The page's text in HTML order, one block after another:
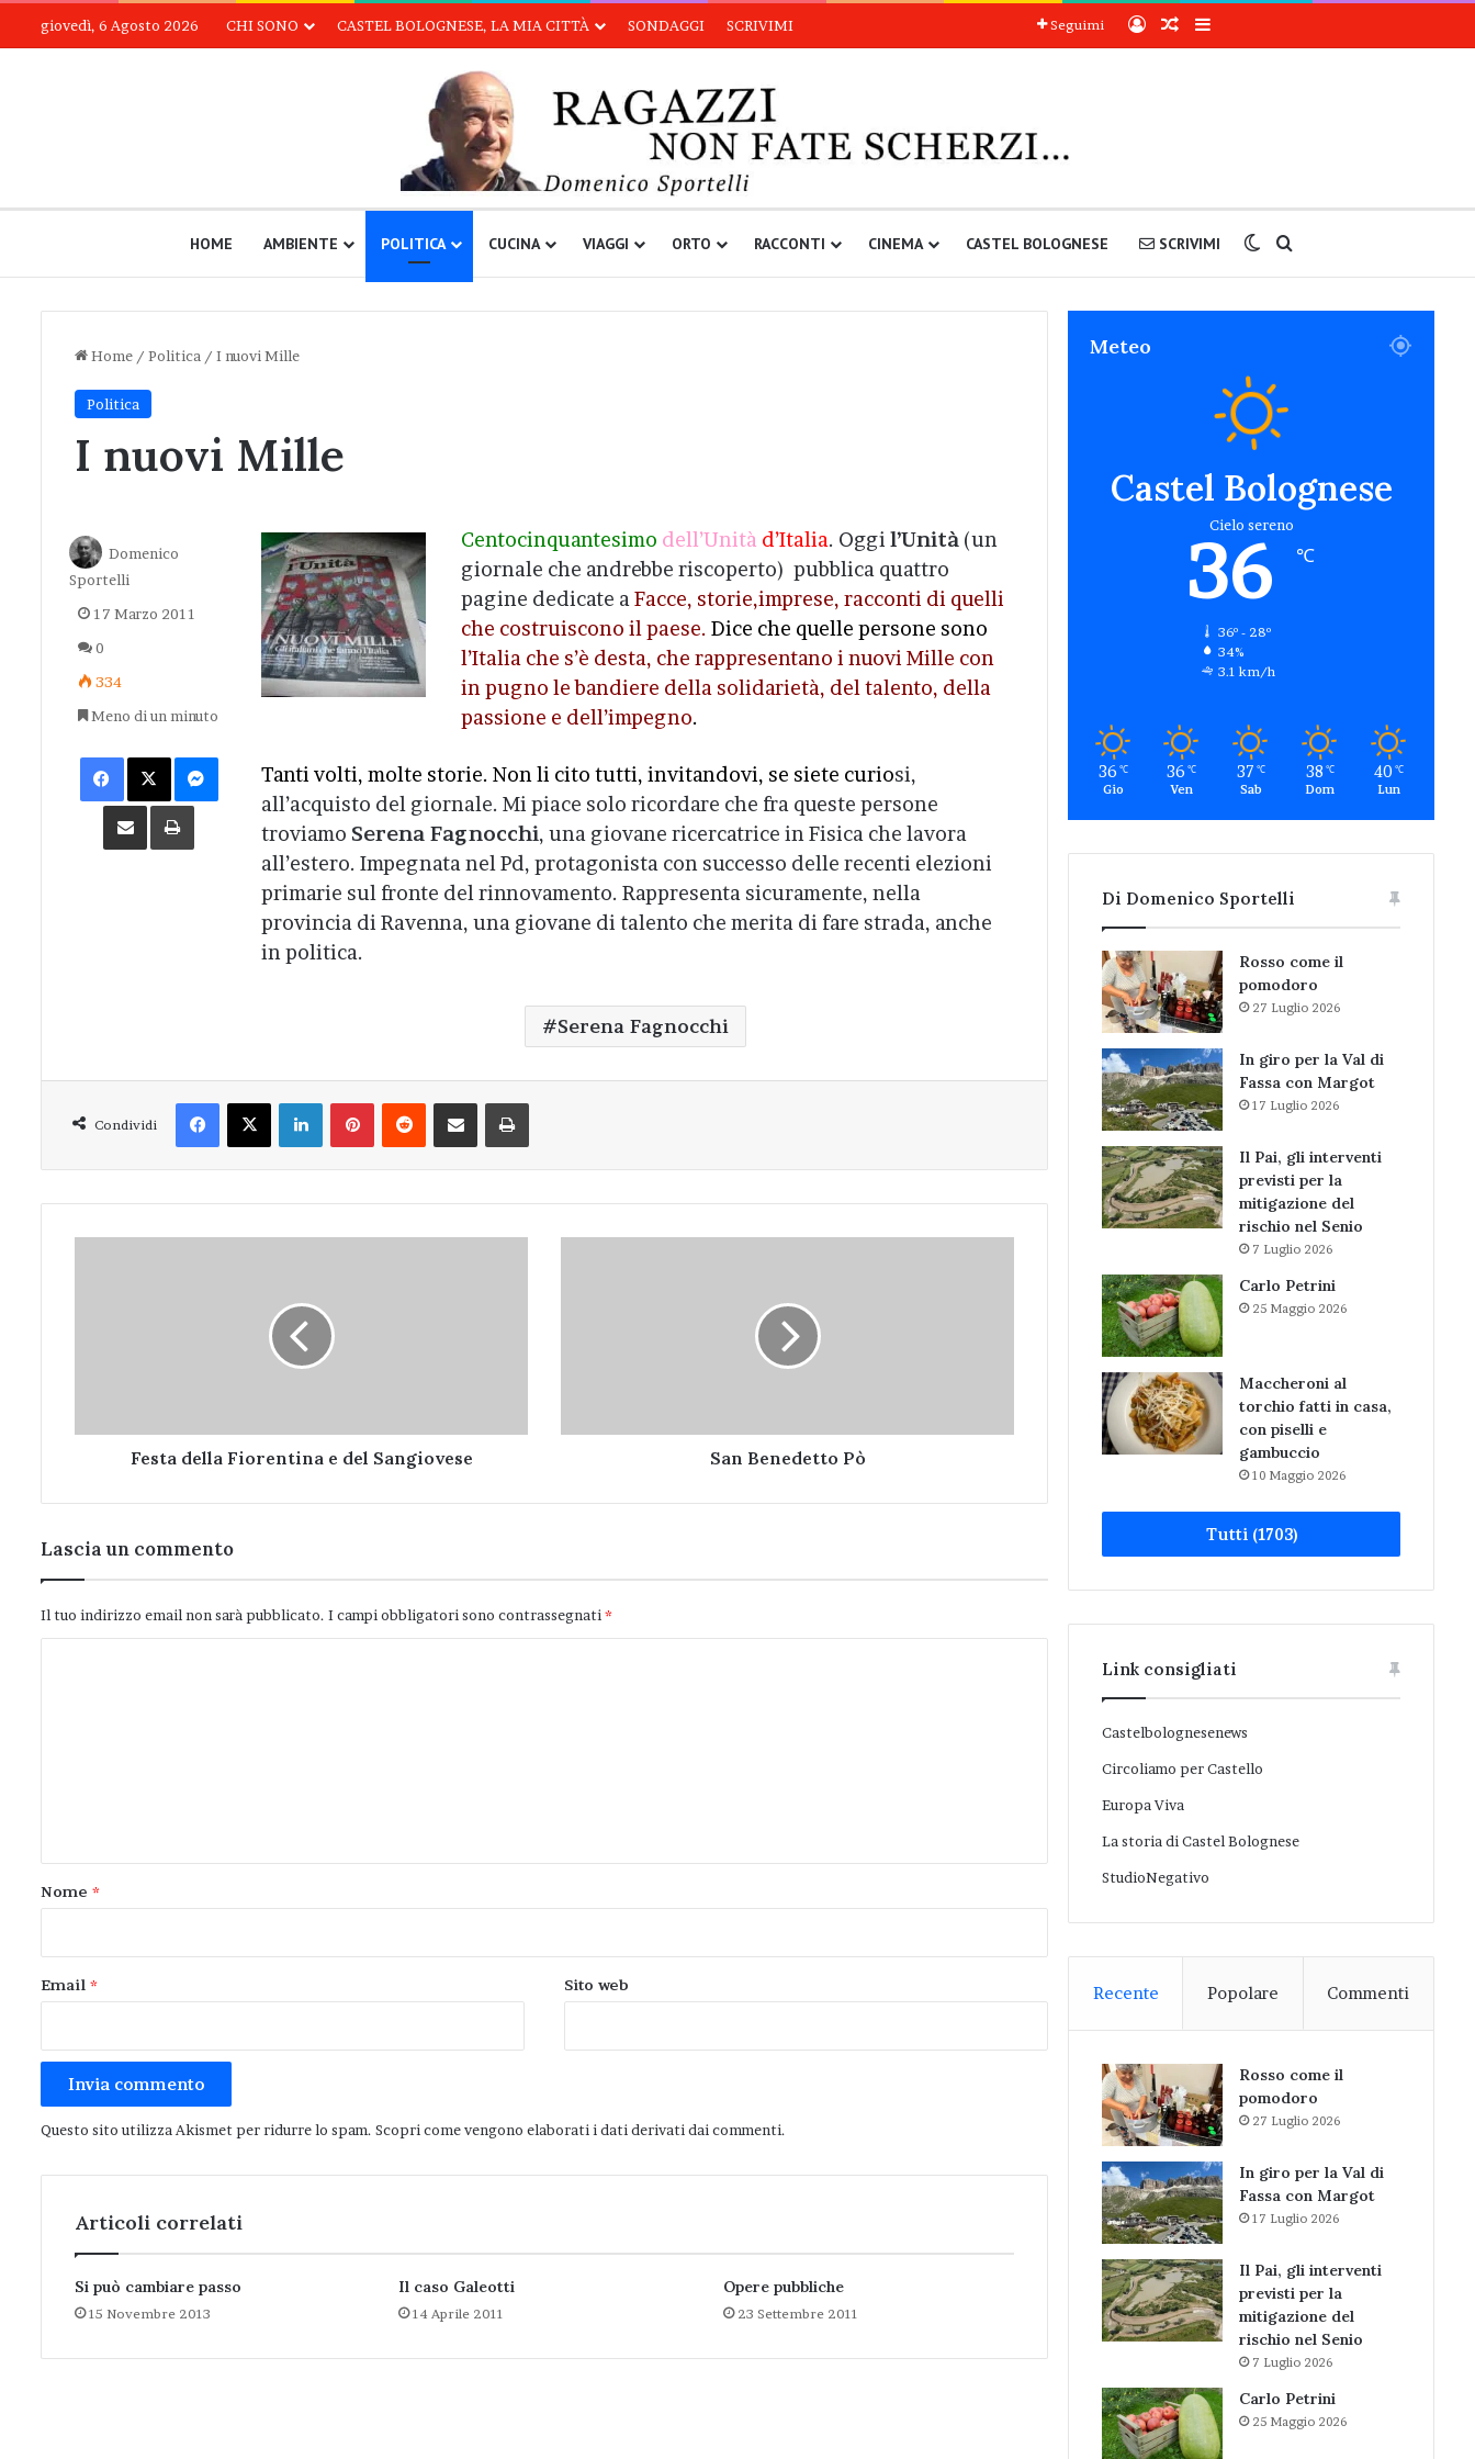
giovedì, 6 Agosto 2026 CHI SONO CASTEL BOLOGNESE, LA MIA CITTÀ SONDAGGI SCRIVIMI Seguimi AccediArticoli a sorpresa
Barra laterale
HOME AMBIENTE POLITICA CUCINA VIAGGI ORTO RACCONTI CINEMA CASTEL BOLOGNESE SCRIVIMI Cambia aspetto
Home / Politica / I nuovi Mille
Politica
I nuovi Mille
Centocinquantesimo dell’Unità d’Italia. Oggi l’Unità (un
giornale che andrebbe riscoperto) pubblica quattro
pagine dedicate a Facce, storie,imprese, racconti di quelli
che costruiscono il paese. Dice che quelle persone sono
l’Italia che s’è desta, che rappresentano i nuovi Mille con
in pugno le bandiere della solidarietà, del talento, della
passione e dell’impegno.
Tanti volti, molte storie. Non li cito tutti, invitandovi, se siete curiosi,
all’acquisto del giornale. Mi piace solo ricordare che fra queste persone
troviamo Serena Fagnocchi, una giovane ricercatrice in Fisica che lavora
all’estero. Impegnata nel Pd, protagonista con successo delle recenti elezioni
primarie sul fronte del rinnovamento. Rappresenta sicuramente, nella
provincia di Ravenna, una giovane di talento che merita di fare strada, anche
in politica.
Serena Fagnocchi
Domenico
Sportelli
17 Marzo 2011
0
334
Meno di un minuto
Facebook
X Messenger
Condividi via Email Stampa
Condividi
Facebook
X LinkedInPinterestReddit Condividi via Email Stampa
Festa della Fiorentina e del Sangiovese San Benedetto Pò
Lascia un commento
Il tuo indirizzo email non sarà pubblicato. I campi obbligatori sono contrassegnati *
o
Nome *
Email * Sito web
Questo sito utilizza Akismet per ridurre lo spam. Scopri come vengono elaborati i dati derivati dai commenti.
Articoli correlati
Si può cambiare passo
15 Novembre 2013
Il caso Galeotti
14 Aprile 2011
Opere pubbliche
23 Settembre 2011
Meteo
Castel Bolognese
Cielo sereno
36 ℃
36º - 28º
34%
3.1 km/h
36 ℃
Gio
36 ℃
Ven
37 ℃
Sab
38 ℃
Dom
40 ℃
Lun
Di Domenico Sportelli
Rosso come il
pomodoro
27 Luglio 2026
In giro per la Val di
Fassa con Margot
17 Luglio 2026
Il Pai, gli interventi
previsti per la
mitigazione del
rischio nel Senio
7 Luglio 2026
Carlo Petrini
25 Maggio 2026
Maccheroni al
torchio fatti in casa,
con piselli e
gambuccio
10 Maggio 2026
Tutti (1703)
Link consigliati
Castelbolognesenews
Circoliamo per Castello
Europa Viva
La storia di Castel Bolognese
StudioNegativo
Recente Popolare Commenti
Rosso come il
pomodoro
27 Luglio 2026
In giro per la Val di
Fassa con Margot
17 Luglio 2026
Il Pai, gli interventi
previsti per la
mitigazione del
rischio nel Senio
7 Luglio 2026
Carlo Petrini
25 Maggio 2026